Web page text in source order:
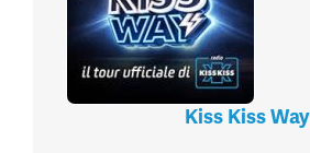
Kiss Kiss Way